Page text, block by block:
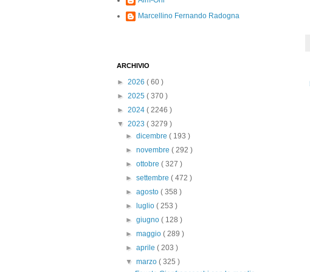
Marcellino Fernando Radogna
ARCHIVIO
► 2026 ( 60 )
► 2025 ( 370 )
► 2024 ( 2246 )
▼ 2023 ( 3279 )
►dicembre( 193 )
►novembre( 292 )
►ottobre( 327 )
►settembre( 472 )
►agosto( 358 )
►
luglio( 253 )
►giugno( 128 )
►maggio( 289 )
►aprile( 203 )
▼marzo( 325 )